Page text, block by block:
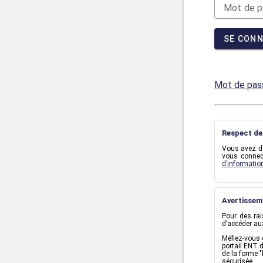
Mot de
SE
Mot de
Respect
Vous avez
vous
Pour des
d’accéder
Méfiez-
portail ENT
de la forme "
sécurisée.